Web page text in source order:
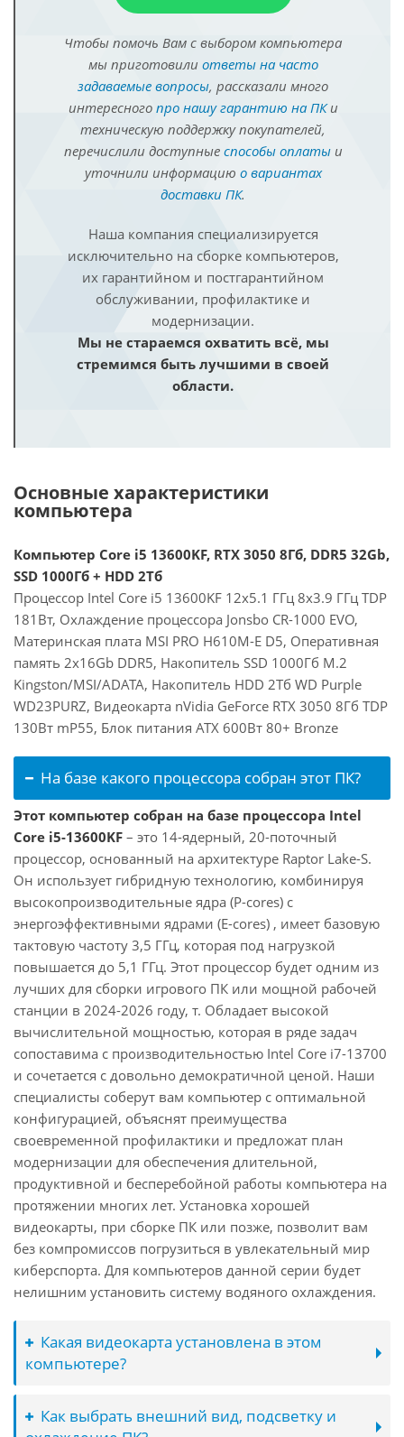
Чтобы помочь Вам с выбором компьютера
мы приготовили ответы на часто
задаваемые вопросы, рассказали много
интересного про нашу гарантию на ПКи
техническую поддержку покупателей,
перечислили доступные способы оплатыи
уточнили информацию о вариантах
доставки ПК.
Наша компания специализируется
исключительно на сборке компьютеров,
их гарантийном и постгарантийном
обслуживании, профилактике и
модернизации.
Мы не стараемся охватить всё, мы
стремимся быть лучшими в своей
области.
Основные характеристики
компьютера
Компьютер Core i5 13600KF, RTX 3050 8Гб, DDR5 32Gb,
SSD 1000Гб + HDD 2Тб
Процессор Intel Core i5 13600KF 12x5.1 ГГц 8x3.9 ГГц TDP
181Вт, Охлаждение процессора Jonsbo CR-1000 EVO,
Материнская плата MSI PRO H610M-E D5, Оперативная
память 2x16Gb DDR5, Накопитель SSD 1000Гб M.2
Kingston/MSI/ADATA, Накопитель HDD 2Тб WD Purple
WD23PURZ, Видеокарта nVidia GeForce RTX 3050 8Гб TDP
130Вт mP55, Блок питания ATX 600Вт 80+ Bronze
На базе какого процессора собран этот ПК?
Этот компьютер собран на базе процессора Intel
Core i5-13600KF – это 14-ядерный, 20-поточный
процессор, основанный на архитектуре Raptor Lake-S.
Он использует гибридную технологию, комбинируя
высокопроизводительные ядра (P-cores) с
энергоэффективными ядрами (E-cores) , имеет базовую
тактовую частоту 3,5 ГГц, которая под нагрузкой
повышается до 5,1 ГГц. Этот процессор будет одним из
лучших для сборки игрового ПК или мощной рабочей
станции в 2024-2026 году, т. Обладает высокой
вычислительной мощностью, которая в ряде задач
сопоставима с производительностью Intel Core i7-13700
и сочетается с довольно демократичной ценой. Наши
специалисты соберут вам компьютер с оптимальной
конфигурацией, объяснят преимущества
своевременной профилактики и предложат план
модернизации для обеспечения длительной,
продуктивной и бесперебойной работы компьютера на
протяжении многих лет. Установка хорошей
видеокарты, при сборке ПК или позже, позволит вам
без компромиссов погрузиться в увлекательный мир
киберспорта. Для компьютеров данной серии будет
нелишним установить систему водяного охлаждения.
Какая видеокарта установлена в этом
компьютере?
Как выбрать внешний вид, подсветку и